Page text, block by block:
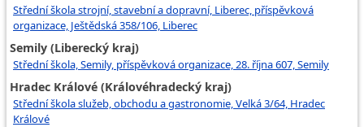
Střední škola strojní, stavební a dopravní, Liberec, příspěvková
organizace, Ještědská 358/106, Liberec
Semily (Liberecký kraj)
Střední škola, Semily, příspěvková organizace, 28. října 607, Semily
Hradec Králové (Královéhradecký kraj)
Střední škola služeb, obchodu a gastronomie, Velká 3/64, Hradec
Králové